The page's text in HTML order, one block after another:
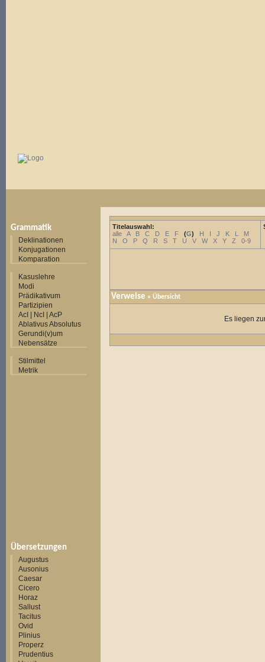
Grammatik
Deklinationen
Konjugationen
Komparation
Kasuslehre
Modi
Prädikativum
Partizipien
AcI | NcI | AcP
Ablativus Absolutus
Gerundi(v)um
Nebensätze
Stilmittel
Metrik
Übersetzungen
Augustus
Ausonius
Caesar
Cicero
Horaz
Sallust
Tacitus
Ovid
Plinius
Properz
Prudentius
Titelauswahl:
alle
A B C D E F (G) H I J K L
M
N
O P Q R S T U V W X Y Z 0-9
Verweise » Übersicht
Es liegen